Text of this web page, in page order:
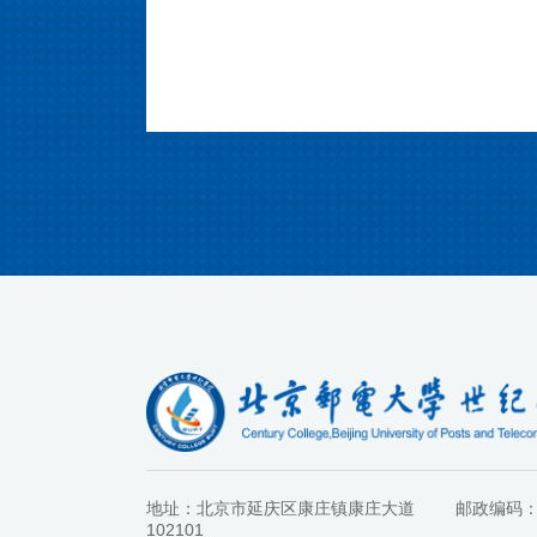
地址：北京市延庆区康庄镇康庄大道
邮政编码
102101